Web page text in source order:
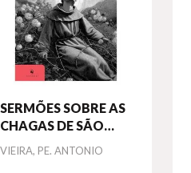
SERMÕES SOBRE AS
CHAGAS DE SÃO
FRANCISCO
Autor
VIEIRA, PE. ANTONIO